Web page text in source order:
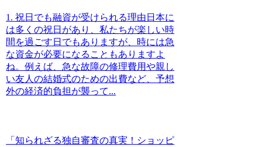
1. 祝日でも融資が受けられる理由日本に
は多くの祝日があり、私たちが楽しい時
間を過ごす日でもありますが、時には急
な資金が必要になることもありますよ
ね。例えば、急な故障の修理費用や親し
い友人の結婚式のための出費など、予想
外の経済的負担が襲って...
「知られざる独自審査の真実！ショッピ